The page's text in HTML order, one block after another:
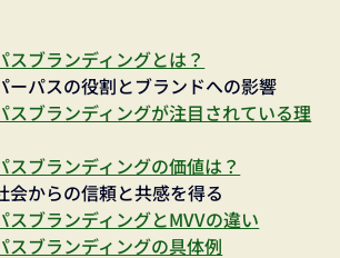
スブランディングとは？
ーパスの役割とブランドへの影響
スブランディングが注目されている理
スブランディングの価値は？
会からの信頼と共感を得る
スブランディングとMVVの違い
スブランディングの具体例